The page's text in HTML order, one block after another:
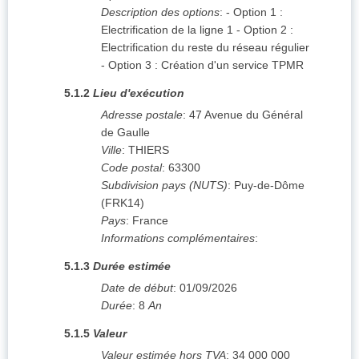
Description des options: - Option 1 :
Electrification de la ligne 1 - Option 2 :
Electrification du reste du réseau régulier
- Option 3 : Création d'un service TPMR
5.1.2 Lieu d'exécution
Adresse postale: 47 Avenue du Général
de Gaulle
Ville: THIERS
Code postal: 63300
Subdivision pays (NUTS): Puy-de-Dôme
(FRK14)
Pays: France
Informations complémentaires:
5.1.3 Durée estimée
Date de début: 01/09/2026
Durée: 8 An
5.1.5 Valeur
Valeur estimée hors TVA: 34 000 000